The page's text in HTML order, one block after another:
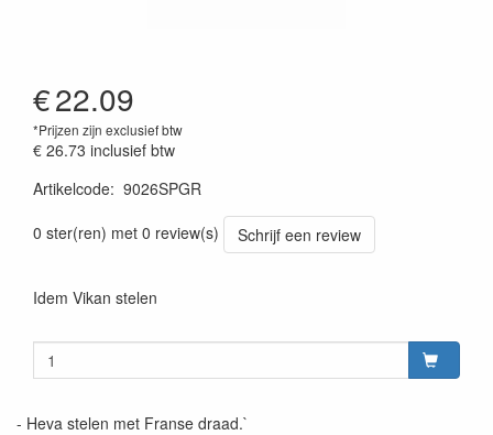
€22.09
*Prijzen zijn exclusief btw
€ 26.73 inclusief btw
Artikelcode: 9026SPGR
0 ster(ren) met 0 review(s)
Schrijf een review
Idem Vikan stelen
- Heva stelen met Franse draad.`